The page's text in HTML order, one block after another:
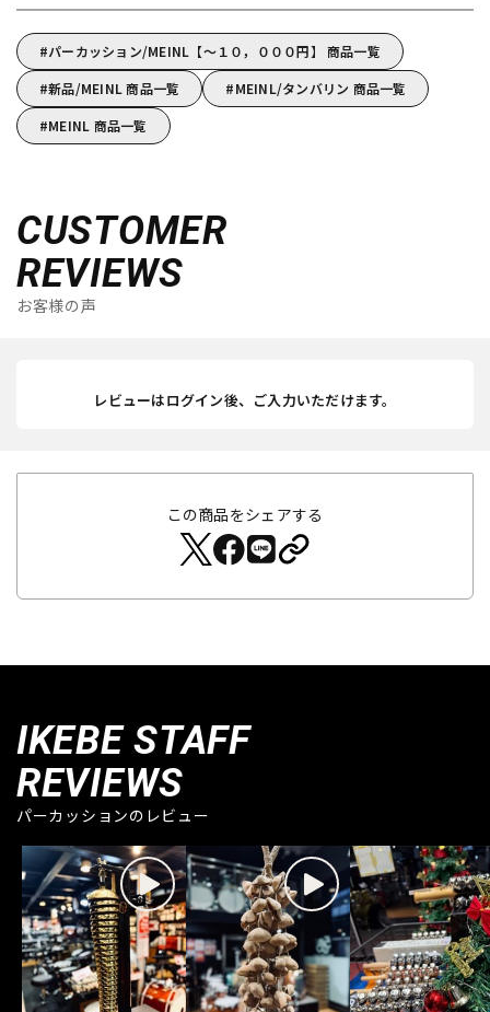
パーカッション/MEINL【～１０，０００円】 商品一覧
新品/MEINL 商品一覧
MEINL/タンバリン 商品一覧
MEINL 商品一覧
CUSTOMER
REVIEWS
お客様の声
レビューはログイン後、ご入力いただけます。
この商品をシェアする
IKEBE STAFF
REVIEWS
パーカッションのレビュー